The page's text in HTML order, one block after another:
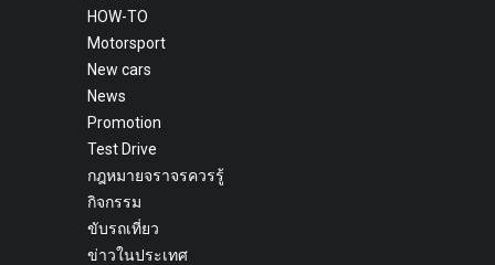
HOW-TO
Motorsport
New cars
News
Promotion
Test Drive
กฎหมายจราจรควรรู้
กิจกรรม
ขับรถเที่ยว
ข่าวในประเทศ